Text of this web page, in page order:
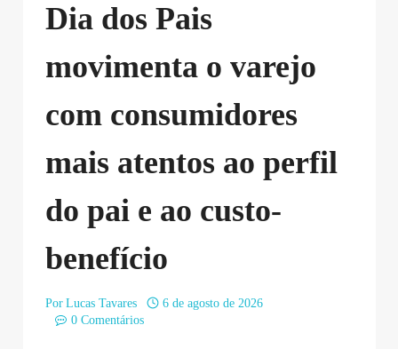
Dia dos Pais
movimenta o varejo
com consumidores
mais atentos ao perfil
do pai e ao custo-
benefício
Por Lucas Tavares
6 de agosto de 2026
0 Comentários